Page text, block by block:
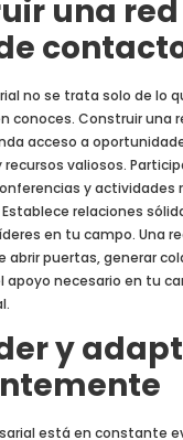
una red
no se trata solo de lo
conoces. Construir una
acceso a
valiosos.
y actividades
relaciones
en tu campo. Una
abrir puertas, generar
apoyo necesario en tu
y
está en constante